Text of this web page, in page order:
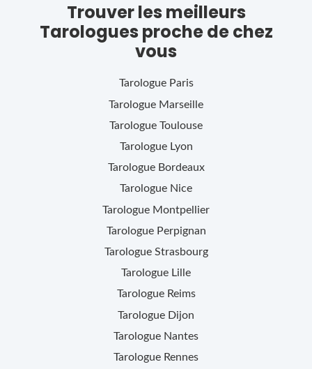
Trouver les meilleurs
Tarologues proche de chez
vous
Tarologue Paris
Tarologue Marseille
Tarologue Toulouse
Tarologue Lyon
Tarologue Bordeaux
Tarologue Nice
Tarologue Montpellier
Tarologue Perpignan
Tarologue Strasbourg
Tarologue Lille
Tarologue Reims
Tarologue Dijon
Tarologue Nantes
Tarologue Rennes